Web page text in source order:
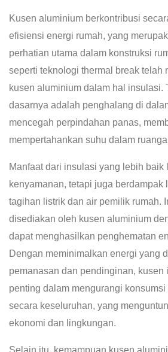
Kusen aluminium berkontribusi
efisiensi energi rumah, yang
perhatian utama dalam konstruksi
seperti teknologi thermal break telah
kusen aluminium dalam hal insulasi.
dasarnya adalah penghalang di
mencegah perpindahan panas,
mempertahankan suhu dalam
Manfaat dari insulasi yang lebih baik
kenyamanan, tetapi juga berdampak
tagihan listrik dan air pemilik rumah.
disediakan oleh kusen aluminium
dapat menghasilkan penghematan
Dengan meminimalkan energi yang
pemanasan dan pendinginan, kusen
penting dalam mengurangi
secara keseluruhan, yang
ekonomi dan lingkungan.
Selain itu, kemampuan kusen